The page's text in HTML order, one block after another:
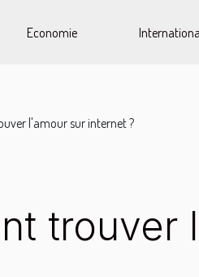
Economie
l'amour sur internet ?
trouver